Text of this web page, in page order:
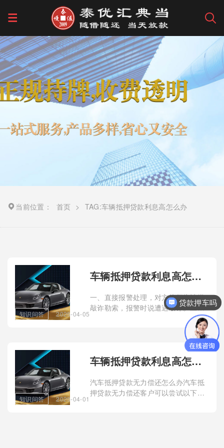
当前位置： 首页 > TAG:车辆抵押贷款利息高怎么办
车辆抵押贷款利息高怎么办(抵押车贷款利息高可以起诉吗)？
一、直接报警处理，对方的行为涉嫌
敲诈勒索，报警时说遭遇敲诈。二、
也可以起诉，对方的说法没有法律依
据，利息标准严重不合法，法院不会
知识问答 2025-04-05
车辆抵押贷款利息高怎么办(抵押车贷利息太高怎么解决)？
汽车抵押贷款无力偿还怎么办汽车抵
押贷款无力偿还客户可以尝试以下这
知识问答 2025-04-01
贷款押车吗